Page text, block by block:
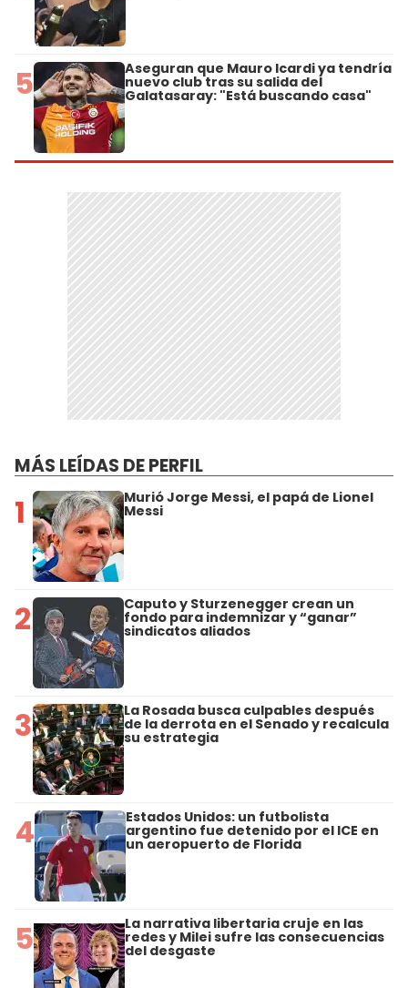
5 Aseguran que Mauro Icardi ya tendría
nuevo club tras su salida del
Galatasaray: "Está buscando casa"
MÁS LEÍDAS DE PERFIL
1 Murió Jorge Messi, el papá de Lionel
Messi
2 Caputo y Sturzenegger crean un
fondo para indemnizar y “ganar”
sindicatos aliados
3 La Rosada busca culpables después
de la derrota en el Senado y recalcula
su estrategia
4 Estados Unidos: un futbolista
argentino fue detenido por el ICE en
un aeropuerto de Florida
5 La narrativa libertaria cruje en las
redes y Milei sufre las consecuencias
del desgaste